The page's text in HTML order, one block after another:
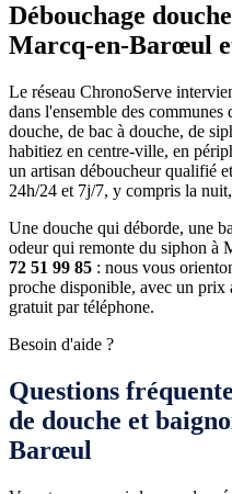
Débouchage
Marcq-en-Barœul
Le réseau ChronoServe
dans l'ensemble des
douche, de bac à douche, de
habitiez en centre-ville, en
un artisan déboucheur qualifié
24h/24 et 7j/7, y compris la
Une douche qui déborde, une
odeur qui remonte du siphon à
72 51 99 85 : nous vous
proche disponible, avec un prix
gratuit par téléphone.
Besoin d'aide ?
Questions
de douche et
Barœul